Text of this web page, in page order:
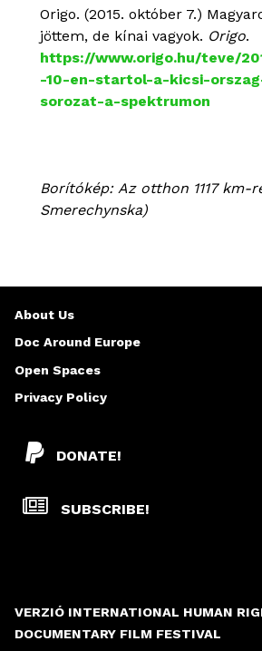
Origo. (2015. október 7.)
jöttem, de kínai vagyok. Origo.
https://www.origo.hu/teve/
-10-en-startol-a-kicsi-
sorozat-a-spektrumon
Borítókép: Az otthon 1117 km-
Smerechynska)
VERZIÓ INTERNATIONAL HUMAN
DOCUMENTARY FILM FESTIVAL
DONATE!
SUBSCRIBE!
About Us
Doc Around Europe
Open Spaces
Privacy Policy